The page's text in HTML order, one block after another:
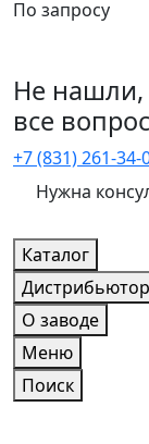
По запросу
Не нашли,
все
+7 (831) 261-34-
Нужна
Каталог
О заводе
Меню
Поиск